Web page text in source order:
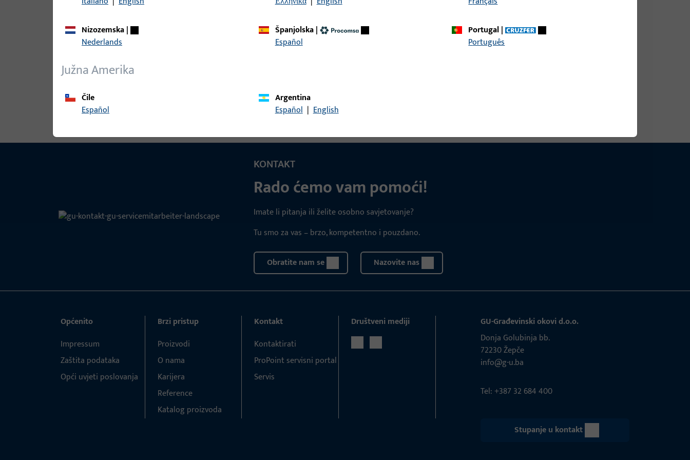
B 9000 0395 | PRIH. LIM 24x235x3, INOX, LIJEVI
LAPPENSCHLIESSBLECH 24x235x3 MASS A&#61; 62,5 MM, ABGER., AUS
Pogledaj sve varijante
KONTAKT
Rado ćemo vam pomoći!
Imate li pitanja ili želite osobno savjetovanje?
Tu smo za vas – brzo, kompetentno i pouzdano.
Obratite nam se Nazovite nas
Nizozemska|
Nederlands
Španjolska|
Español
Portugal|
Português
Južna Amerika
Čile
Español
Argentina
Español | English
Općenito
Impressum
Zaštita podataka
Opći uvjeti poslovanja
Brzi pristup
Proizvodi
O nama
Karijera
Reference
Katalog proizvoda
Kontakt
Kontaktirati
ProPoint servisni portal
Servis
Društveni mediji
GU-Građevinski okovi d.o.o.
Donja Golubinja bb.
72230 Žepče
info@g-u.ba
Tel: +387 32 684 400
Stupanje u kontakt